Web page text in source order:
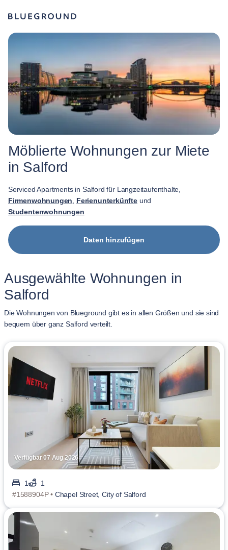
Möblierte Wohnungen zur Miete
in Salford
Serviced Apartments in Salford für Langzeitaufenthalte,
Firmenwohnungen
Ferienunterkünfteund
Studentenwohnungen
Daten hinzufügen
Ausgewählte Wohnungen in
Salford
Die Wohnungen von Blueground gibt es in allen Größen und sie sind
bequem über ganz Salford verteilt.
Verfügbar 07 Aug 2026
1
1
#1588904P • Chapel Street, City of Salford